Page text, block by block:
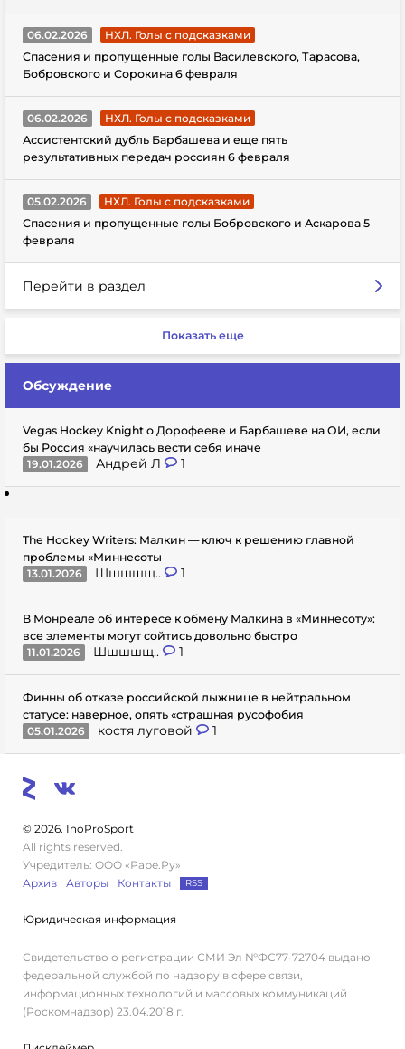
06.02.2026
НХЛ. Голы с подсказками
Спасения и пропущенные голы Василевского, Тарасова,
Бобровского и Сорокина 6 февраля
06.02.2026
НХЛ. Голы с подсказками
Ассистентский дубль Барбашева и еще пять
результативных передач россиян 6 февраля
05.02.2026
НХЛ. Голы с подсказками
Спасения и пропущенные голы Бобровского и Аскарова 5
февраля
Перейти в раздел
Показать еще
Обсуждение
Vegas Hockey Knight о Дорофееве и Барбашеве на ОИ, если
бы Россия «научилась вести себя иначе
19.01.2026
Андрей Л 1
The Hockey Writers: Малкин — ключ к решению главной
проблемы «Миннесоты
13.01.2026
Шшшшщ.. 1
В Монреале об интересе к обмену Малкина в «Миннесоту»:
все элементы могут сойтись довольно быстро
11.01.2026
Шшшшщ.. 1
Финны об отказе российской лыжнице в нейтральном
статусе: наверное, опять «страшная русофобия
05.01.2026
костя луговой 1
© 2026. InoProSport
All rights reserved.
Учредитель: ООО «Раре.Ру»
Архив
Авторы Контакты RSS
Юридическая информация
Свидетельство о регистрации СМИ Эл №ФС77-72704 выдано
федеральной службой по надзору в сфере связи,
информационных технологий и массовых коммуникаций
(Роскомнадзор) 23.04.2018 г.